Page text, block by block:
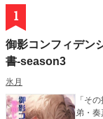
1
御影コンフィデン
書-season3
氷月
「その
弟・